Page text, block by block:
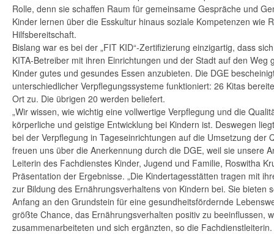
Rolle, denn sie schaffen Raum für gemeinsame Gespräche und
Kinder lernen über die Esskultur hinaus soziale Kompetenzen wie
Hilfsbereitschaft.
Bislang war es bei der „FIT KID“-Zertifizierung einzigartig, dass
KITA-Betreiber mit ihren Einrichtungen und der Stadt auf den Weg
Kinder gutes und gesundes Essen anzubieten. Die DGE
unterschiedlicher Verpflegungssysteme funktioniert: 26 Kitas
Ort zu. Die übrigen 20 werden beliefert.
„Wir wissen, wie wichtig eine vollwertige Verpflegung und die
körperliche und geistige Entwicklung bei Kindern ist. Deswegen
bei der Verpflegung in Tageseinrichtungen auf die Umsetzung der
freuen uns über die Anerkennung durch die DGE, weil sie unsere
Leiterin des Fachdienstes Kinder, Jugend und Familie, Roswitha
Präsentation der Ergebnisse. „Die Kindertagesstätten tragen mit
zur Bildung des Ernährungsverhaltens von Kindern bei. Sie bieten
Anfang an den Grundstein für eine gesundheitsfördernde
größte Chance, das Ernährungsverhalten positiv zu beeinflussen,
zusammenarbeiteten und sich ergänzten, so die Fachdienstleiterin.